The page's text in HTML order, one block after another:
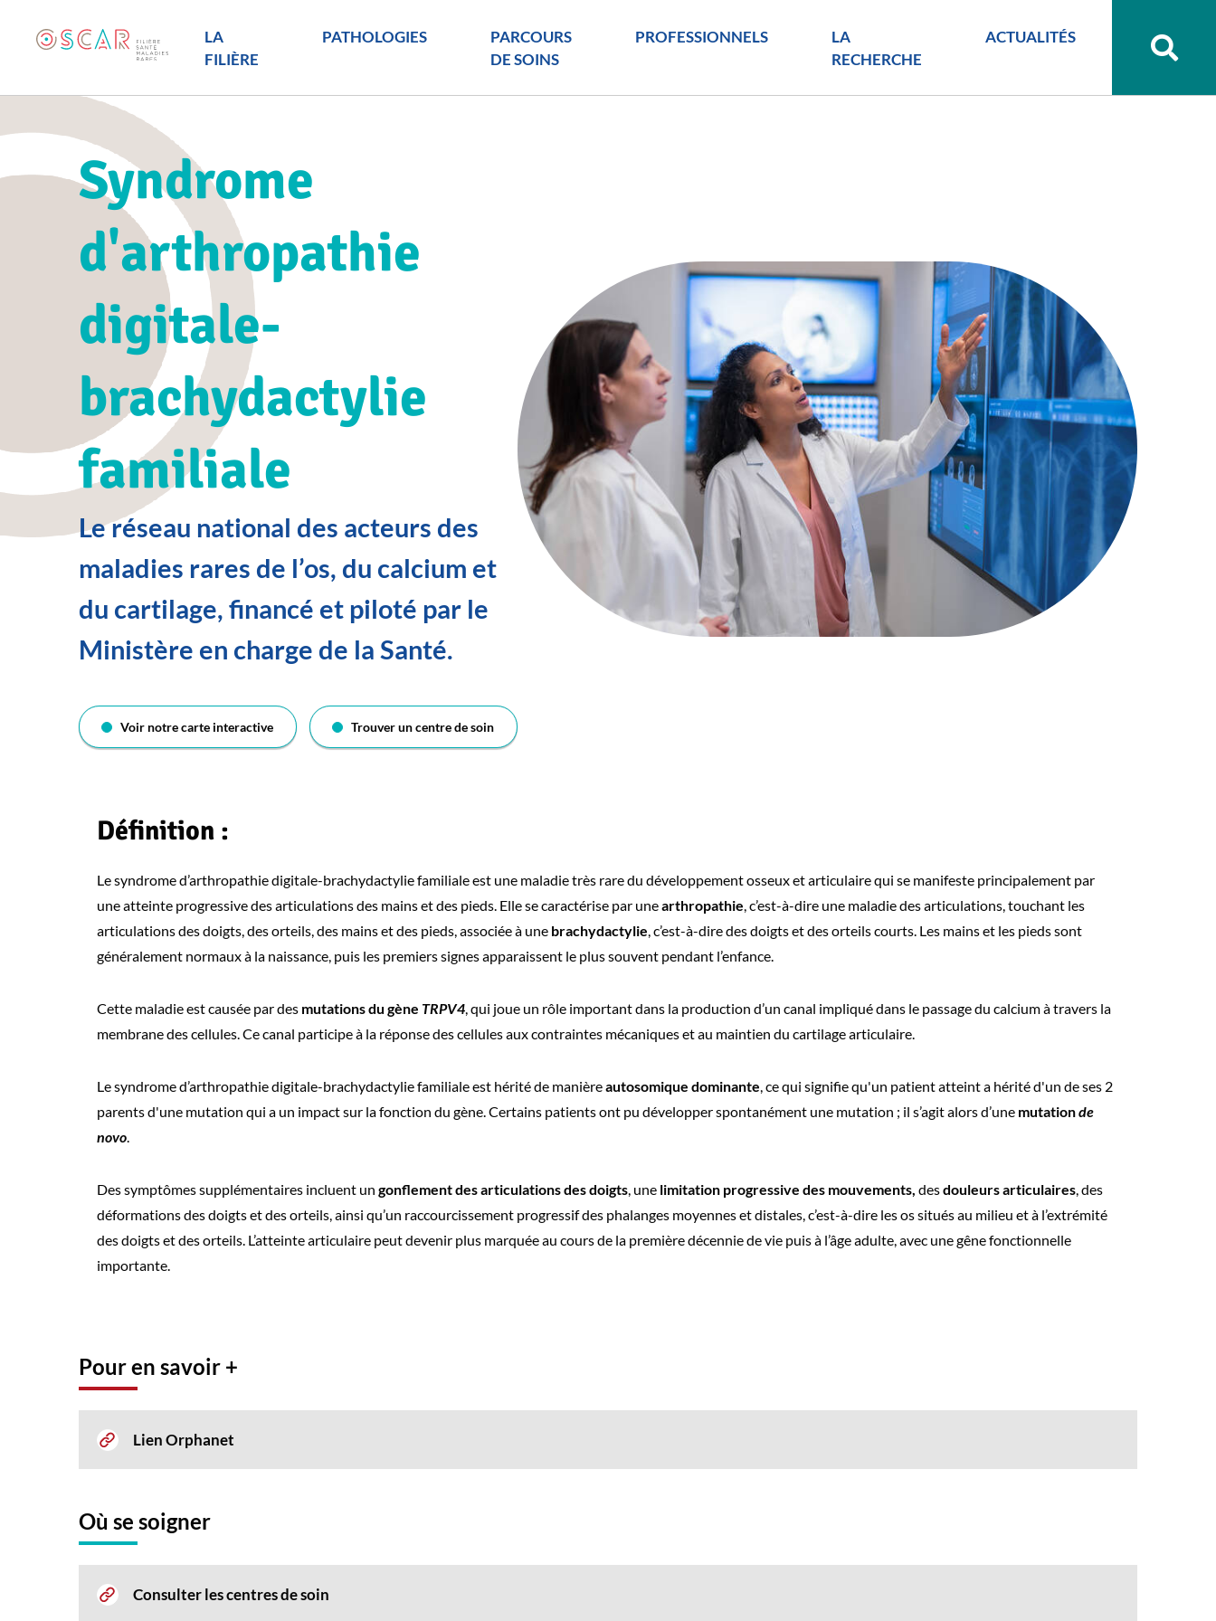
LA
FILIÈRE
PATHOLOGIES
PARCOURS
DE SOINS
PROFESSIONNELS
LA
RECHERCHE
ACTUALITÉS
sur
Syndrome
d'arthropathie
digitale-
brachydactylie
familiale
Le réseau national des acteurs des
maladies rares de l’os, du calcium et
du cartilage, financé et piloté par le
Ministère en charge de la Santé.
Voir notre carte interactive Trouver un centre de soin
Définition :
Le syndrome d’arthropathie digitale-brachydactylie familiale est une maladie très rare du développement osseux et articulaire qui se manifeste principalement par
une atteinte progressive des articulations des mains et des pieds. Elle se caractérise par unearthropathie, c’est-à-dire une maladie des articulations, touchant les
articulations des doigts, des orteils, des mains et des pieds, associée à une brachydactylie, c’est-à-dire des doigts et des orteils courts. Les mains et les pieds sont
généralement normaux à la naissance, puis les premiers signes apparaissent le plus souvent pendant l’enfance.
Cette maladie est causée par des mutations du gène TRPV4, qui joue un rôle important dans la production d’un canal impliqué dans le passage du calcium à travers la
membrane des cellules. Ce canal participe à la réponse des cellules aux contraintes mécaniques et au maintien du cartilage articulaire.
Le syndrome d’arthropathie digitale-brachydactylie familiale est hérité de manièreautosomique dominante, ce qui signifie qu'un patient atteint a hérité d'un de ses 2
parents d'une mutation qui a un impact sur la fonction du gène. Certains patients ont pu développer spontanément une mutation ; il s’agit alors d’une mutationde
novo.
Des symptômes supplémentaires incluent un gonflement des articulations des doigts, une limitation progressive des mouvements, desdouleurs articulaires, des
déformations des doigts et des orteils, ainsi qu’un raccourcissement progressif des phalanges moyennes et distales, c’est-à-dire les os situés au milieu et à l’extrémité
des doigts et des orteils. L’atteinte articulaire peut devenir plus marquée au cours de la première décennie de vie puis à l’âge adulte, avec une gêne fonctionnelle
importante.
Pour en savoir +
Lien Orphanet
Où se soigner
Consulter les centres de soin